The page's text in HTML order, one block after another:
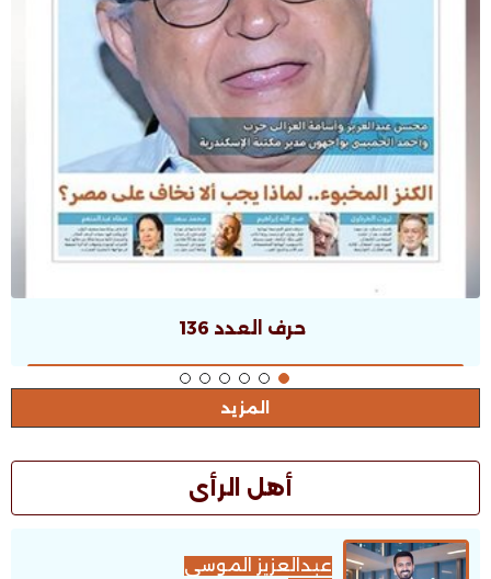
حرف العدد 135
المزيد
أهل الرأى
عبدالعزيز الموسى